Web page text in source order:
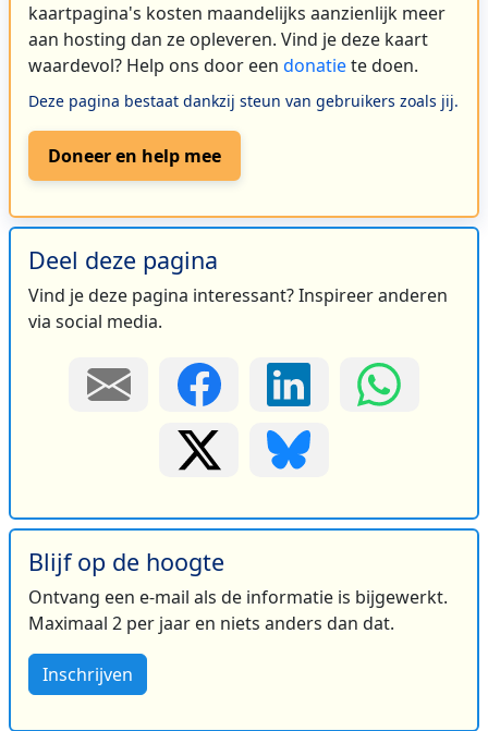
kaartpagina's kosten maandelijks aanzienlijk meer
aan hosting dan ze opleveren. Vind je deze kaart
waardevol? Help ons door een donatiete doen.
Deze pagina bestaat dankzij steun van gebruikers zoals jij.
Doneer en help mee
Deel deze pagina
Vind je deze pagina interessant? Inspireer anderen
via social media.
Blijf op de hoogte
Ontvang een e-mail als de informatie is bijgewerkt.
Maximaal 2 per jaar en niets anders dan dat.
Inschrijven